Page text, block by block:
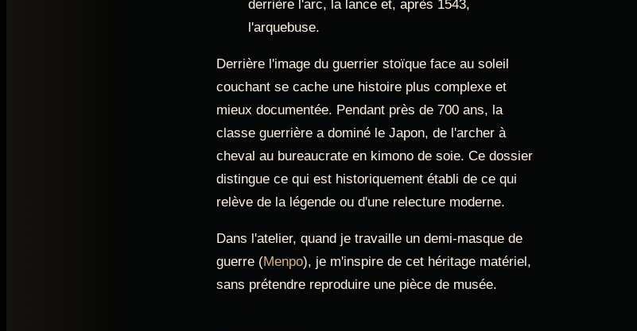
derrière l'arc, la lance et, après 1543,
l'arquebuse.
Derrière l'image du guerrier stoïque face au soleil
couchant se cache une histoire plus complexe et
mieux documentée. Pendant près de 700 ans, la
classe guerrière a dominé le Japon, de l'archer à
cheval au bureaucrate en kimono de soie. Ce dossier
distingue ce qui est historiquement établi de ce qui
relève de la légende ou d'une relecture moderne.
Dans l'atelier, quand je travaille un demi-masque de
guerre (Menpo), je m'inspire de cet héritage matériel,
sans prétendre reproduire une pièce de musée.